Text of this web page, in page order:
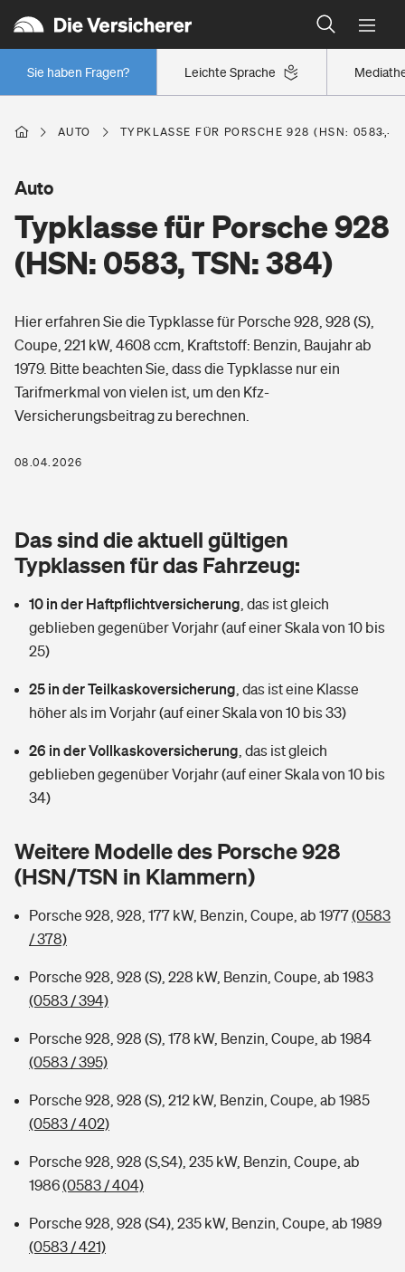
Leichte Sprache
Sie haben Fragen?
Wer versichert was: Jetzt Versicherer finden
Regionalklassen: So ist Ihre Region eingestuft
Wer versichert was: Jetzt Versicherer finden
Berufsunfähigkeitsversicherung
Erwerbsunfähigkeitsversicherung
Grundfähigkeitsversicherung
Arbeitsrechtsschutz
Berufshaftpflichtversicherung
Zur Übersicht
Tools
Wer versichert was: Jetzt Versicherer finden
Sie haben Fragen?
Wohnen
Hausratversicherung
Glasversicherung
Mietkautionsversicherung
Restkreditversicherung
Tools
Hochwasser-Check: Wie gefährdet ist Ihr Haus?
Sie haben Fragen?
Freizeit
Pri­vate Haft­pflicht­
Kinderunfall­ver­si­che­rung
Kinderinvalidität
Hundehalter-Haftpflicht
Handyversicherung
Private Cyberversicherung
Zur Übersicht
Tools
Kinderunfall-Check: Mehr Sicherheit für deine Kids
Typklassen: So ist Ihr Auto eingestuft
Sie haben Fragen?
Gesundheit
Private Krankenversicherung
Dread-Disease-Versicherung
Tierkrankenversicherung
Zur Übersicht
Tools
Wer versichert was: Jetzt Versicherer finden
Rentenrechner: Wie viel Geld bekomme ich im Alter?
AUTO TYPKLASSE FÜR PORSCHE 928 (HSN: 0583,
Typklasse für Porsche 928
(HSN: 0583, TSN: 384)
Auto
Hier erfahren Sie die Typklasse für Porsche 928, 928 (S),
Coupe, 221 kW, 4608 ccm, Kraftstoff: Benzin, Baujahr ab
1979. Bitte beachten Sie, dass die Typklasse nur ein
Tarifmerkmal von vielen ist, um den Kfz-
Versicherungsbeitrag zu berechnen.
08.04.2026
Das sind die aktuell gültigen
Typklassen für das Fahrzeug:
10 in der Haftpflichtversicherung das ist gleich
geblieben gegenüber Vorjahr (auf einer Skala von 10 bis
25)
25 in der Teilkaskoversicherung das ist eine Klasse
höher als im Vorjahr (auf einer Skala von 10 bis 33)
26 in der Vollkaskoversicherung das ist gleich
geblieben gegenüber Vorjahr (auf einer Skala von 10 bis
34)
Weitere Modelle des Porsche 928
(HSN/TSN in Klammern)
Porsche 928, 928, 177 kW, Benzin, Coupe, ab 1977(0583
/ 378)
Porsche 928, 928 (S), 228 kW, Benzin, Coupe, ab 1983
(0583 / 394)
Porsche 928, 928 (S), 178 kW, Benzin, Coupe, ab 1984
(0583 / 395)
Porsche 928, 928 (S), 212 kW, Benzin, Coupe, ab 1985
(0583 / 402)
Porsche 928, 928 (S,S4), 235 kW, Benzin, Coupe, ab
1986(0583 / 404)
Porsche 928, 928 (S4), 235 kW, Benzin, Coupe, ab 1989
(0583 / 421)